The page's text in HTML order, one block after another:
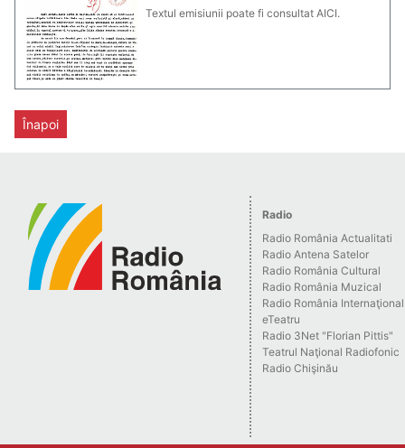
Textul emisiunii poate fi consultat AICI.
Înapoi
Radio
Radio România Actualitati
Radio Antena Satelor
Radio România Cultural
Radio România Muzical
Radio România Internaţional
eTeatru
Radio 3Net "Florian Pittis"
Teatrul Naţional Radiofonic
Radio Chişinău